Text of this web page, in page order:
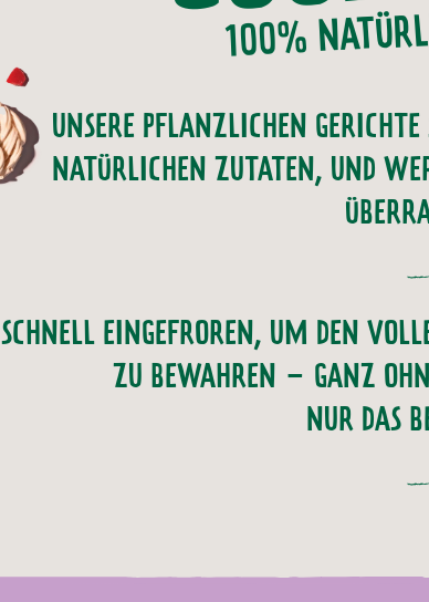
100%
UNSERE PFLANZLICHEN
NATÜRLICHEN ZUTATEN, UND
SCHNELL EINGEFROREN, UM DEN
ZU BEWAHREN – GANZ
NUR DAS